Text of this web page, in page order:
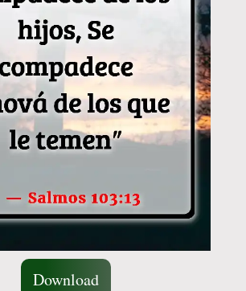
Download